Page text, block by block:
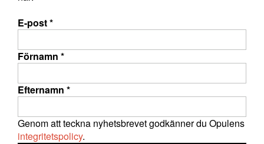
E-post*
Förnamn *
Efternamn *
Genom att teckna nyhetsbrevet godkänner du Opulens
integritetspolicy.